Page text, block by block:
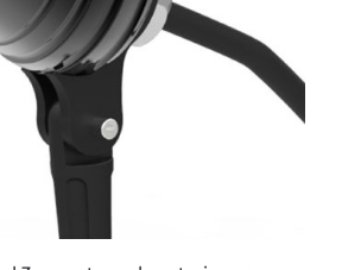
ESTE
PRODUCTO
TIENE
MÚLTIPLES
LAS
OPCIONES
SE